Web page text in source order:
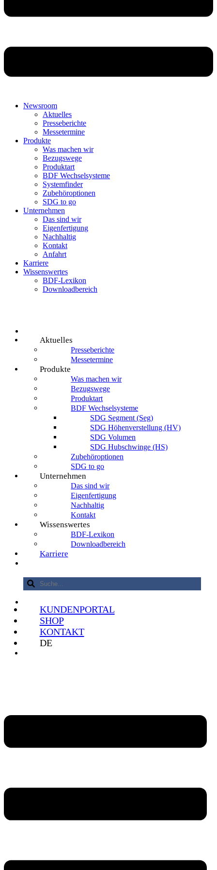
Newsroom
Aktuelles
Presseberichte
Messetermine
Produkte
Was machen wir
Bezugswege
Produktart
BDF Wechselsysteme
Systemfinder
Zubehöroptionen
SDG to go
Unternehmen
Das sind wir
Eigenfertigung
Nachhaltig
Kontakt
Anfahrt
Karriere
Wissenswertes
BDF-Lexikon
Downloadbereich
Aktuelles
Presseberichte
Messetermine
Produkte
Was machen wir
Bezugswege
Produktart
BDF Wechselsysteme
SDG Segment (Seg)
SDG Höhenverstellung (HV)
SDG Volumen
SDG Hubschwinge (HS)
Zubehöroptionen
SDG to go
Unternehmen
Das sind wir
Eigenfertigung
Nachhaltig
Kontakt
Wissenswertes
BDF-Lexikon
Downloadbereich
Karriere
KUNDENPORTAL
SHOP
KONTAKT
DE